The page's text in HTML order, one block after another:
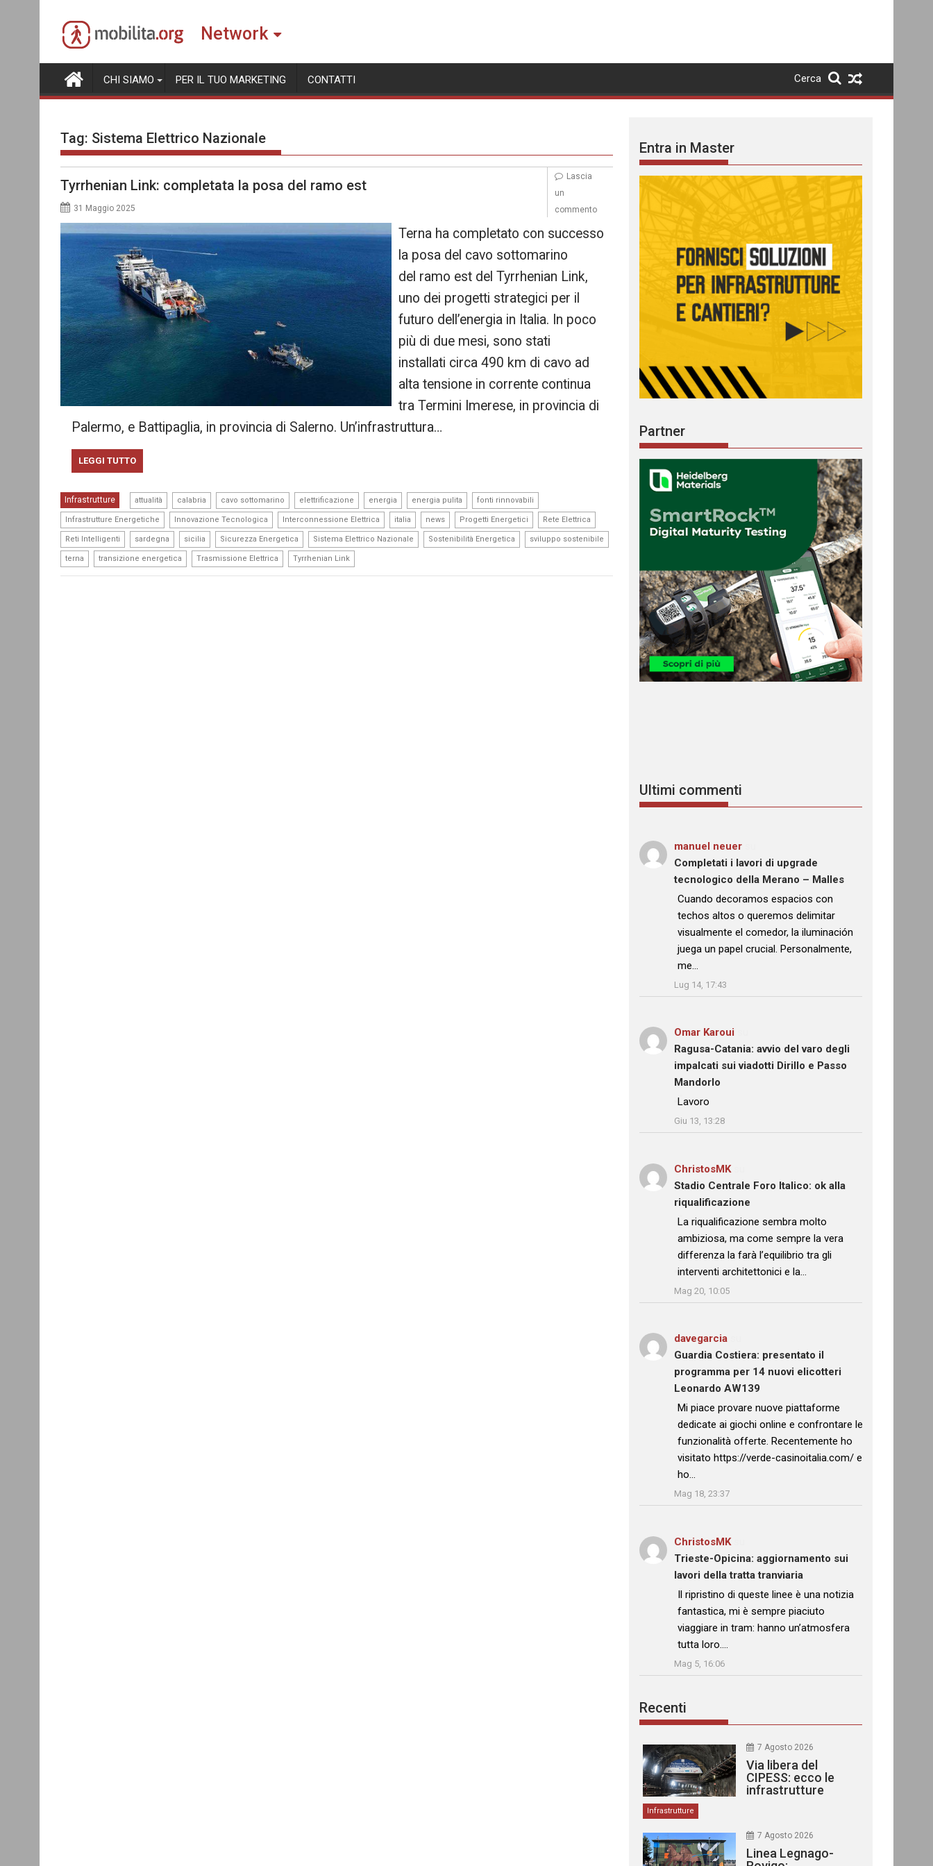
content
Network
CHI SIAMO PER IL TUO MARKETING CONTATTI Cerca
Tag: Sistema Elettrico Nazionale
Tyrrhenian Link: completata la posa del ramo est
31 Maggio 2025
Terna ha completato con successo
la posa del cavo sottomarino
del ramo est del Tyrrhenian Link,
uno dei progetti strategici per il
futuro dell’energia in Italia. In poco
più di due mesi, sono stati
installati circa 490 km di cavo ad
alta tensione in corrente continua
tra Termini Imerese, in provincia di
Palermo, e Battipaglia, in provincia di Salerno. Un’infrastruttura…
LEGGI TUTTO
Infrastrutture attualità calabria cavo sottomarino elettrificazione energia energia pulita fonti rinnovabili
Infrastrutture Energetiche Innovazione Tecnologica Interconnessione Elettrica italia news Progetti Energetici Rete Elettrica
Reti Intelligenti sardegna sicilia Sicurezza Energetica Sistema Elettrico Nazionale Sostenibilità Energetica sviluppo sostenibile
terna transizione energetica Trasmissione Elettrica Tyrrhenian Link
Lascia
un
commento
Entra in Master
Partner
Ultimi commenti
manuel neuer
Completati i lavori di upgrade
tecnologico della Merano – Malles
: “
Cuando decoramos espacios con
techos altos o queremos delimitar
visualmente el comedor, la iluminación
juega un papel crucial. Personalmente,
me…
Lug 14, 17:43
Omar Karoui
Ragusa-Catania: avvio del varo degli
impalcati sui viadotti Dirillo e Passo
Mandorlo
: “Lavoro
Giu 13, 13:28
ChristosMKsu
Stadio Centrale Foro Italico: ok alla
riqualificazione
: “La riqualificazione sembra molto
ambiziosa, ma come sempre la vera
differenza la farà l’equilibrio tra gli
interventi architettonici e la…
Mag 20, 10:05
davegarcia
Guardia Costiera: presentato il
programma per 14 nuovi elicotteri
Leonardo AW139
: “
Mi piace provare nuove piattaforme
dedicate ai giochi online e confrontare le
funzionalità offerte. Recentemente ho
visitato https://verde-casinoitalia.com/ e
ho…
Mag 18, 23:37
ChristosMKsu
Trieste-Opicina: aggiornamento sui
lavori della tratta tranviaria
: “
Il ripristino di queste linee è una notizia
fantastica, mi è sempre piaciuto
viaggiare in tram: hanno un’atmosfera
tutta loro.…
Mag 5, 16:06
Recenti
7 Agosto 2026
Via libera del
CIPESS: ecco le
infrastrutture
Infrastrutture
7 Agosto 2026
Linea Legnago-